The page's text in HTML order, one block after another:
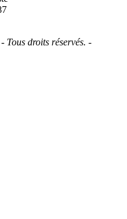
- Tous droits réservés. -